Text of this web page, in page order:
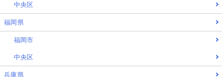
中央区
福岡県
福岡市
中央区
兵庫県